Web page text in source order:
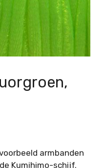
armbanden
Kumihimo-schijf.